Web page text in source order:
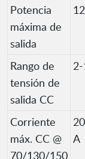
Potencia
máxima de
salida
Rango de
tensión de
salida CC
Corriente
máx. CC @
70/130/150
A